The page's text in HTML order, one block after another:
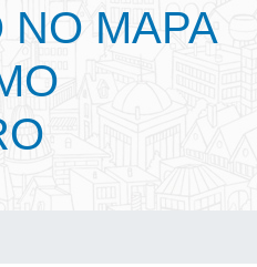
NO MAPA